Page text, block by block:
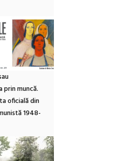
prin muncă.
oficială din
1948-